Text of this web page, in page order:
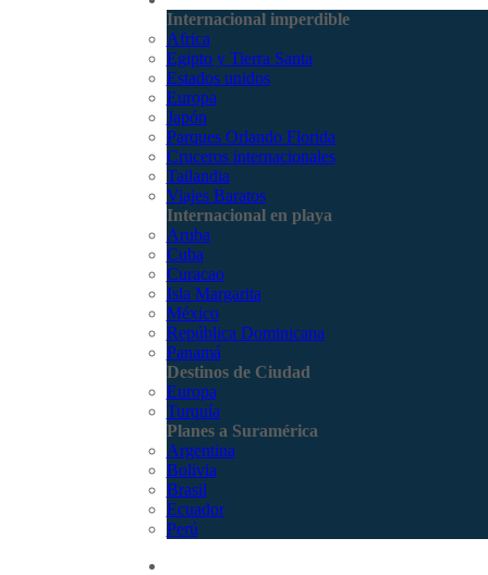
Internacional imperdible
Africa
Egipto y Tierra Santa
Estados unidos
Europa
Japón
Parques Orlando Florida
Cruceros internacionales
Tailandia
Viajes Baratos
Internacional en playa
Aruba
Cuba
Curacao
Isla Margarita
México
República Dominicana
Panamá
Destinos de Ciudad
Europa
Turquía
Planes a Suramérica
Argentina
Bolivia
Brasil
Ecuador
Perú